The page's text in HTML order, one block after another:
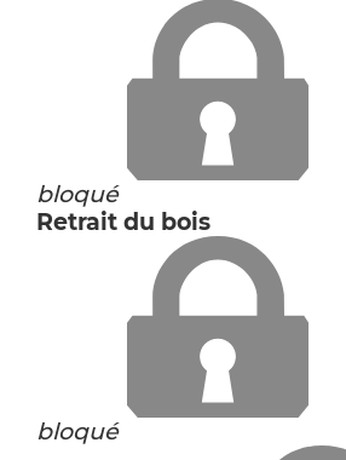
bloqué
Retrait du bois
bloqué